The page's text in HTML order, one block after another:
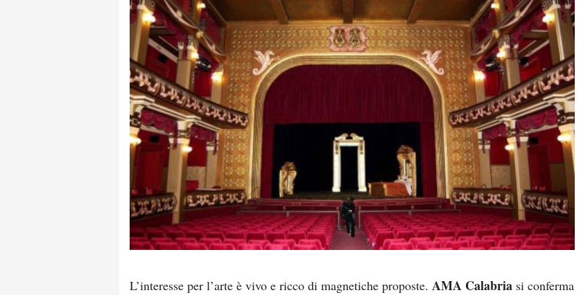
L’interesse per l’arte è vivo e ricco di magnetiche proposte. AMA Calabria si conferma